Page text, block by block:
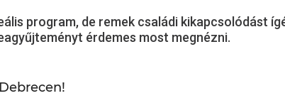
program, de remek családi kikapcsolódást
érdemes most megnézni.